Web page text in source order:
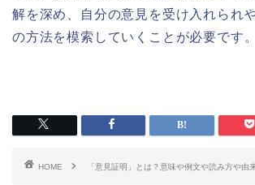
解を深め、自分の意見を受け入れられ
の方法を模索していくことが必要です。
HOME 「意見証明」とは？意味や例文や読み方や由